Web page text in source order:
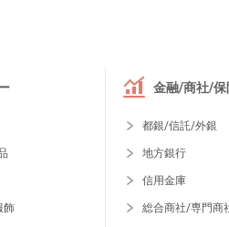
飾
金融/商社/保
都銀/信託/外銀
地方銀行
信用金庫
総合商社/専門商